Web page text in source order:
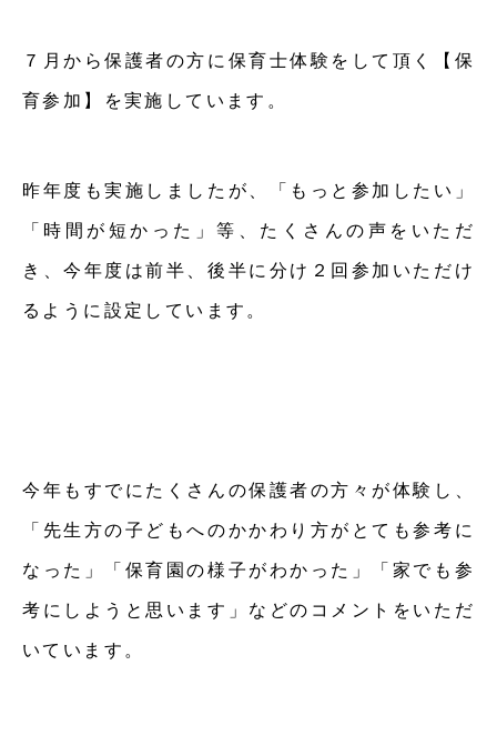
７月から保護者の方に保育士体験をして頂く【保
育参加】を実施しています。
昨年度も実施しましたが、「もっと参加したい」
「時間が短かった」等、たくさんの声をいただ
き、今年度は前半、後半に分け２回参加いただけ
るように設定しています。
今年もすでにたくさんの保護者の方々が体験し、
「先生方の子どもへのかかわり方がとても参考に
なった」「保育園の様子がわかった」「家でも参
考にしようと思います」などのコメントをいただ
いています。